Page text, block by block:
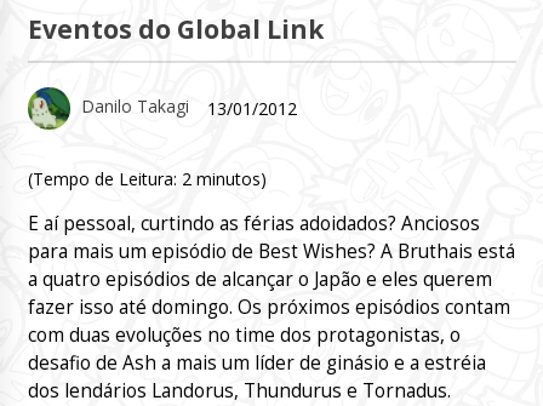
Eventos do Global Link
Danilo Takagi 13/01/2012
(Tempo de Leitura: 2 minutos)
E aí pessoal, curtindo as férias adoidados? Anciosos
para mais um episódio de Best Wishes? A Bruthais está
a quatro episódios de alcançar o Japão e eles querem
fazer isso até domingo. Os próximos episódios contam
com duas evoluções no time dos protagonistas, o
desafio de Ash a mais um líder de ginásio e a estréia
dos lendários Landorus, Thundurus e Tornadus.